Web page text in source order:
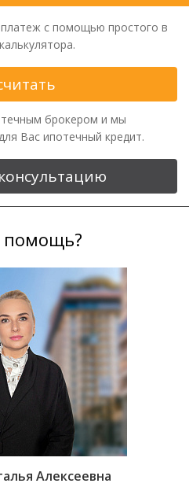
с помощью простого в
брокером и мы
Вас ипотечный кредит.
помощь?
Алексеевна